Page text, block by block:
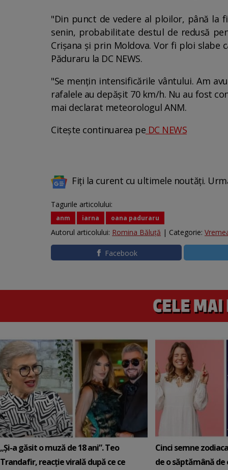
"Din punct de vedere al ploilor, până la
senin, probabilitate destul de redusă
Crişana şi prin Moldova. Vor fi ploi
Păduraru la DC NEWS.
"Se menţin intensificările vântului. Am
rafalele au depăşit 70 km/h. Nu au fost
mai declarat meteorologul ANM.
Citește continuarea pe DC NEWS
Fiți la curent cu ultimele noutăți.
Tagurile articolului:
anm iarna oana paduraru
Autorul articolului: Romina Băluță | Categorie:
Facebook
„Și-a găsit o muză de 18 ani”. Teo
Trandafir, reacție virală după ce ce
Cinci semne
de o săptămână de